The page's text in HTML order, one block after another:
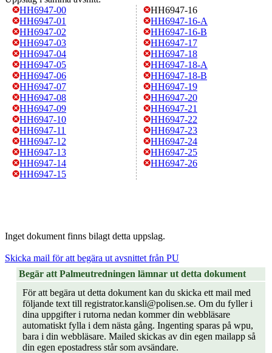
HH6947-00
HH6947-01
HH6947-02
HH6947-03
HH6947-04
HH6947-05
HH6947-06
HH6947-07
HH6947-08
HH6947-09
HH6947-10
HH6947-11
HH6947-12
HH6947-13
HH6947-14
HH6947-15
HH6947-16
HH6947-16-A
HH6947-16-B
HH6947-17
HH6947-18
HH6947-18-A
HH6947-18-B
HH6947-19
HH6947-20
HH6947-21
HH6947-22
HH6947-23
HH6947-24
HH6947-25
HH6947-26
Inget dokument finns bilagt detta uppslag.
Skicka mail för att begära ut avsnittet från PU
Begär att Palmeutredningen lämnar ut detta dokument
För att begära ut detta dokument kan du skicka ett mail med
följande text till registrator.kansli@polisen.se. Om du fyller i
dina uppgifter i rutorna nedan kommer din webbläsare
automatiskt fylla i dem nästa gång. Ingenting sparas på wpu,
bara i din webbläsare. Mailed skickas av din egen mailapp så
din egen epostadress står som avsändare.